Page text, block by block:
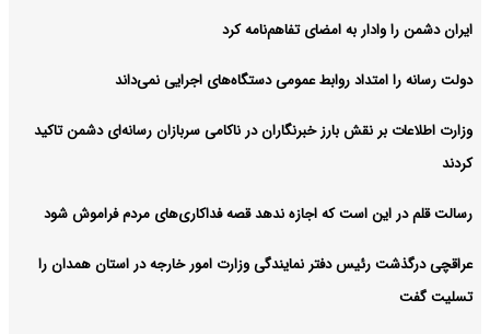
ایران دشمن را وادار به امضای تفاهم‌نامه کرد
دولت رسانه را امتداد روابط عمومی دستگاه‌های اجرایی نمی‌داند
وزارت اطلاعات بر نقش بارز خبرنگاران در ناکامی سربازان رسانه‌ای دشمن تاکید
کردند
رسالت قلم در این است که اجازه ندهد قصه‌ فداکاری‌های مردم فراموش شود
عراقچی درگذشت رئیس دفتر نمایندگی وزارت امور خارجه در استان همدان را
تسلیت گفت